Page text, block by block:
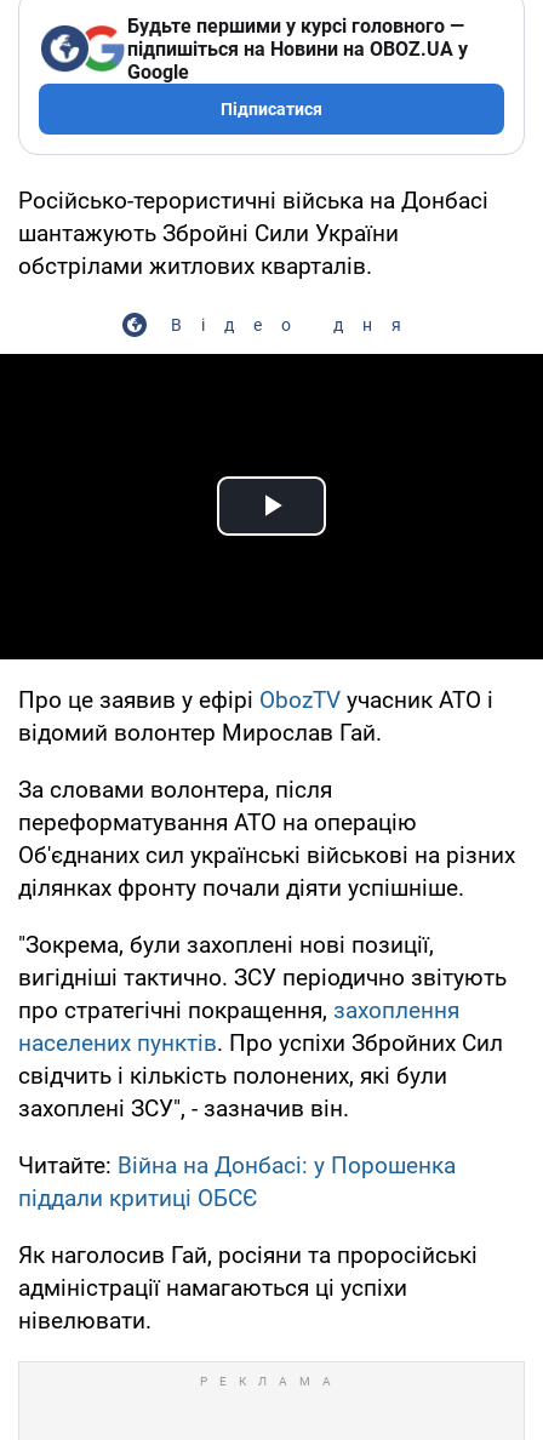
Будьте першими у курсі головного —
підпишіться на Новини на OBOZ.UA у
Google
Підписатися
Російсько-терористичні війська на Донбасі
шантажують Збройні Сили України
обстрілами житлових кварталів.
Відео дня
Play Video
Про це заявив у ефірі ObozTV учасник АТО і
відомий волонтер Мирослав Гай.
За словами волонтера, після
переформатування АТО на операцію
Об'єднаних сил українські військові на різних
ділянках фронту почали діяти успішніше.
"Зокрема, були захоплені нові позиції,
вигідніші тактично. ЗСУ періодично звітують
про стратегічні покращення, захоплення
населених пунктів. Про успіхи Збройних Сил
свідчить і кількість полонених, які були
захоплені ЗСУ", - зазначив він.
Читайте: Війна на Донбасі: у Порошенка
піддали критиці ОБСЄ
Як наголосив Гай, росіяни та проросійські
адміністрації намагаються ці успіхи
нівелювати.